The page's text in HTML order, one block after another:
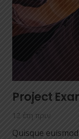
Project
12 έτη πριν
Quisque